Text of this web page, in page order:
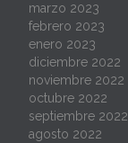
marzo 2023
febrero 2023
enero 2023
diciembre 2022
noviembre 2022
octubre 2022
septiembre 2022
agosto 2022